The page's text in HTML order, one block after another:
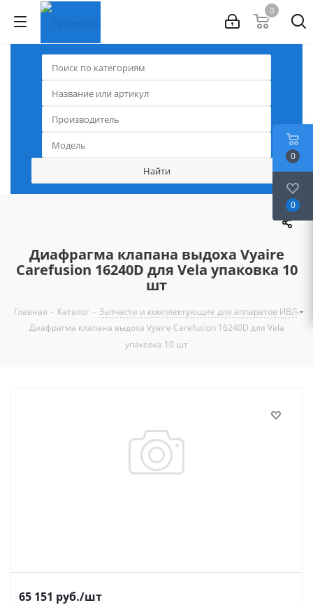
0
Диафрагма клапана выдоха Vyaire
Carefusion 16240D для Vela упаковка 10
шт
Главная - Каталог - Запчасти и комплектующие для аппаратов ИВЛ-
Диафрагма клапана выдоха Vyaire Carefusion 16240D для Vela
упаковка 10 шт
65 151 руб./шт
0
0